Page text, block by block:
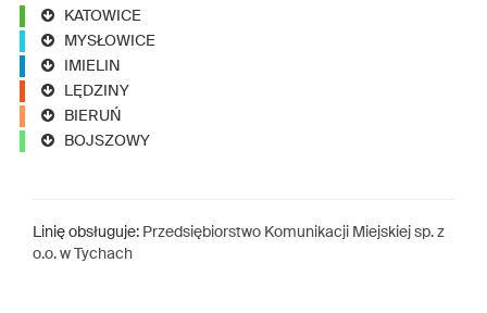
KATOWICE
MYSŁOWICE
IMIELIN
LĘDZINY
BIERUŃ
BOJSZOWY
Linię obsługuje: Przedsiębiorstwo Komunikacji Miejskiej sp. z
o.o. w Tychach